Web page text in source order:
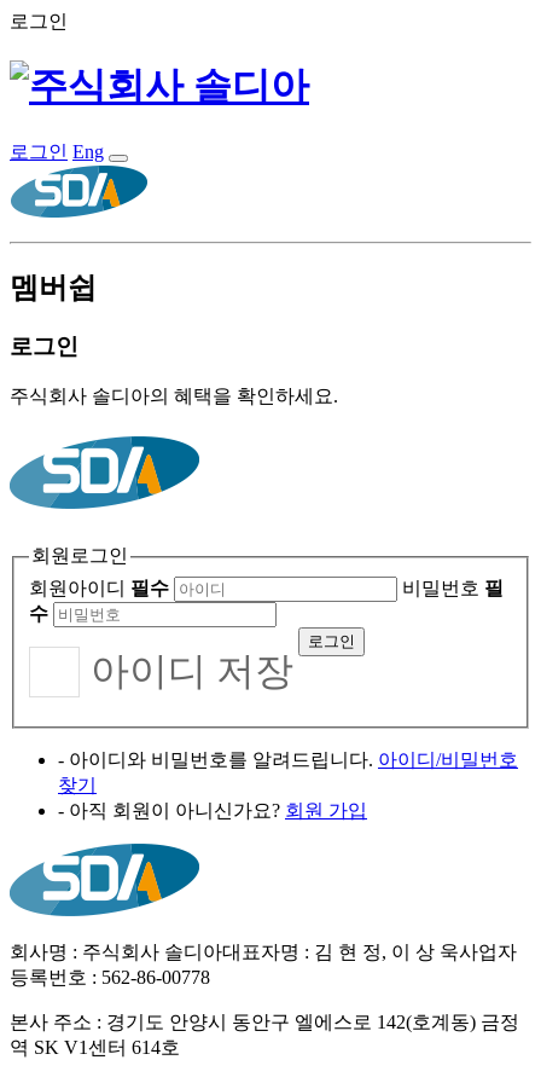
로그인
로그인 Eng
멤버쉽
로그인
주식회사 솔디아의 혜택을 확인하세요.
회원로그인
회원아이디 필수 비밀번호 필
수
아이디 저장
- 아이디와 비밀번호를 알려드립니다. 아이디/비밀번호
찾기
- 아직 회원이 아니신가요? 회원 가입
회사명 : 주식회사 솔디아대표자명 : 김 현 정, 이 상 욱사업자
등록번호 : 562-86-00778
본사 주소 : 경기도 안양시 동안구 엘에스로 142(호계동) 금정
역 SK V1센터 614호